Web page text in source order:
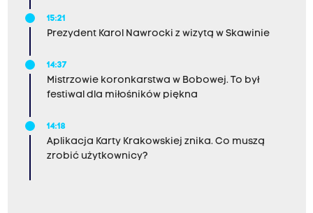
15:21
Prezydent Karol Nawrocki z wizytą w Skawinie
14:37
Mistrzowie koronkarstwa w Bobowej. To był
festiwal dla miłośników piękna
14:18
Aplikacja Karty Krakowskiej znika. Co muszą
zrobić użytkownicy?